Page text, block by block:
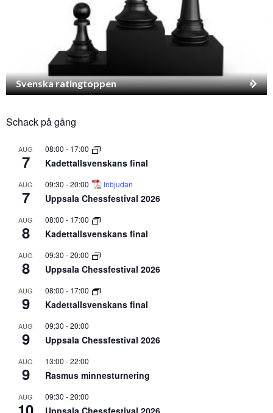
Svenska ratingtoppen
Schack på gång
AUG
7
08:00 - 17:00
Kadettallsvenskans final
AUG
7
09:30 -20:00 Inbjudan
Uppsala Chessfestival 2026
AUG
8
08:00 - 17:00
Kadettallsvenskans final
AUG
8
09:30 -20:00
Uppsala Chessfestival 2026
AUG
9
08:00 - 17:00
Kadettallsvenskans final
AUG
9
09:30 -20:00
Uppsala Chessfestival 2026
AUG
9
13:00 -22:00
Rasmus minnesturnering
AUG 09:30 -20:00
Uppsala Chessfestival 2026